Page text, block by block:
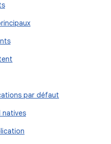
par défaut
natives